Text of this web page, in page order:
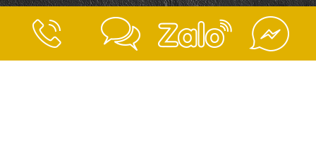
Địa chỉ: 1828A, Tỉnh Lộ 10, Phường Tân Tạo, Quận Bình Tân, TP.HCM
Điện thoại: 0932 776 533 - 0342 506 352